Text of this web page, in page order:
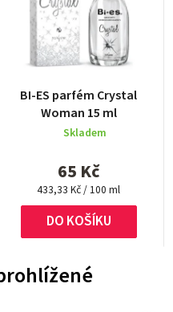
BI-ES parfém Crystal
Woman 15 ml
hodnocení
produktu
je
z
5
hvězdiček.
Skladem
65 Kč
Měrná
cena:
433,33 Kč / 100 ml
DO KOŠÍKU